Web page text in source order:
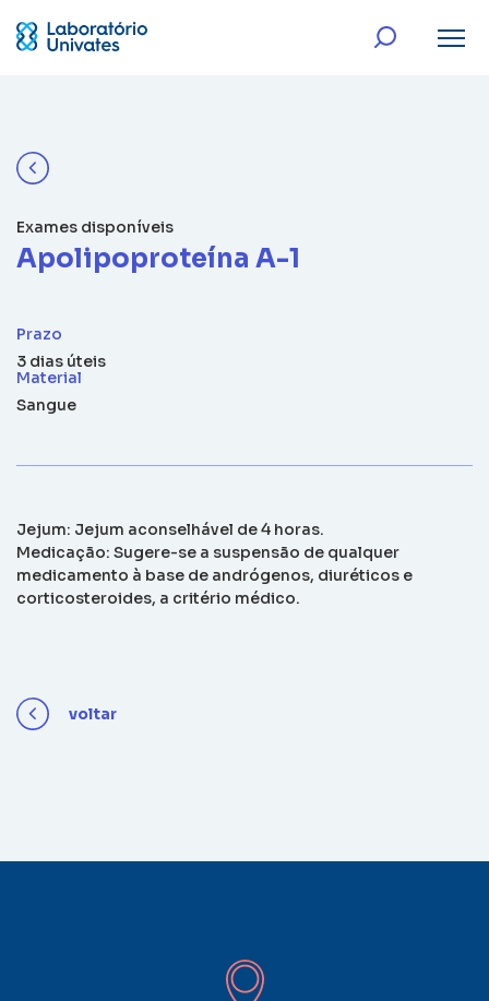
Exames disponíveis
Apolipoproteína A-1
Prazo
3 dias úteis
Material
Sangue
Jejum: Jejum aconselhável de 4 horas.
Medicação: Sugere-se a suspensão de qualquer
medicamento à base de andrógenos, diuréticos e
corticosteroides, a critério médico.
voltar